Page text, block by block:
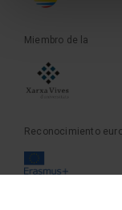
Miembro de la
Reconocimiento